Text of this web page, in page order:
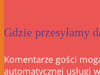
Gdzie przesyłamy
Komentarze gości
automatycznej usługi